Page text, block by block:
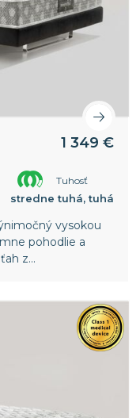
1 349 €
Tuhosť
stredne tuhá, tuhá
vysokou
pohodlie a
z